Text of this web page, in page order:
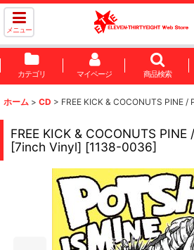
メニュー
カテゴリ マイページ 商品検索
ホーム > CD > FREE KICK & COCONUTS PINE
FREE KICK & COCONUTS
[7inch Vinyl] [1138-0036]